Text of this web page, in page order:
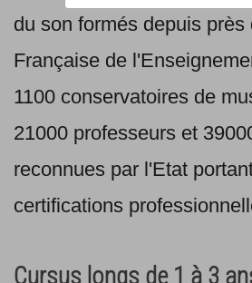
du son formés depuis
Française de
1100 conservatoires de
21000 professeurs et
reconnues par l'Etat
certifications
Cursus longs de 1 à 3